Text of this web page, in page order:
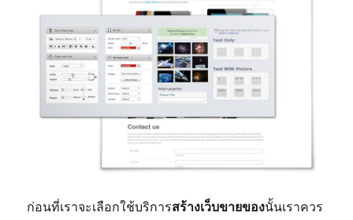
ก่อนที่เราจะเลือกใช้บริการสร้างเว็บขายของนั้นเราควร